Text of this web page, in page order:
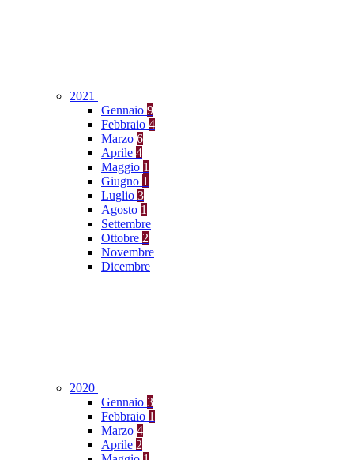
2021
Gennaio 9
Febbraio 4
Marzo 6
Aprile 4
Maggio 1
Giugno 1
Luglio 3
Agosto 1
Settembre
Ottobre 2
Novembre
Dicembre
2020
Gennaio 3
Febbraio 1
Marzo 4
Aprile 2